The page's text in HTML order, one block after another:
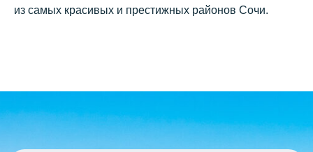
из самых красивых и престижных районов Сочи.